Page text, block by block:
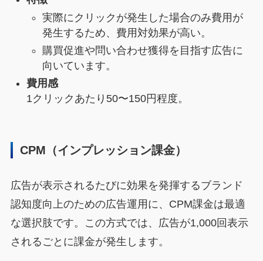
実際にクリックが発生した場合のみ費用が
発生するため、費用対効果が高い。
購買促進や問い合わせ獲得を目指す広告に
向いています。
費用感
1クリックあたり50〜150円程度。
CPM（インプレッション課金）
広告が表示されるたびに効果を発揮するブランド
認知度向上のための広告運用に、CPM課金は最適
な選択肢です。この方式では、広告が1,000回表示
されるごとに課金が発生します。